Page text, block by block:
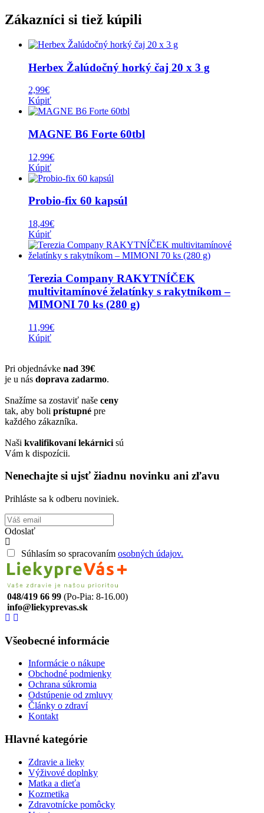
Zákazníci si tiež kúpili
Herbex Žalúdočný horký čaj 20 x 3 g
2,99€
Kúpiť
MAGNE B6 Forte 60tbl
12,99€
Kúpiť
Probio-fix 60 kapsúl
18,49€
Kúpiť
Terezia Company RAKYTNÍČEK
multivitamínové želatínky s rakytníkom –
MIMONI 70 ks (280 g)
11,99€
Kúpiť
Pri objednávke nad 39€
je u nás doprava zadarmo.
Snažíme sa zostaviť naše ceny
tak, aby boli prístupné pre
každého zákazníka.
Naši kvalifikovaní lekárnici sú
Vám k dispozícii.
Nenechajte si ujsť žiadnu novinku ani zľavu
Prihláste sa k odberu noviniek.
Odoslať
Súhlasím so spracovaním osobných údajov.
048/419 66 99 (Po-Pia: 8-16.00)
info@liekyprevas.sk
Všeobecné informácie
Informácie o nákupe
Obchodné podmienky
Ochrana súkromia
Odstúpenie od zmluvy
Články o zdraví
Kontakt
Hlavné kategórie
Zdravie a lieky
Výživové doplnky
Matka a dieťa
Kozmetika
Zdravotnícke pomôcky